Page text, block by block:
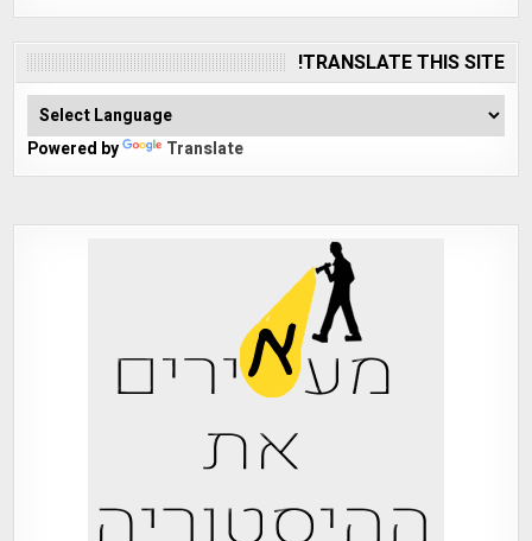
TRANSLATE THIS SITE!
Powered by Translate